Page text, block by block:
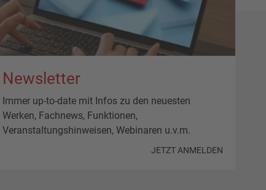
Newsletter
Immer up-to-date mit Infos zu den neuesten
Werken, Fachnews, Funktionen,
Veranstaltungshinweisen, Webinaren u.v.m.
JETZT ANMELDEN